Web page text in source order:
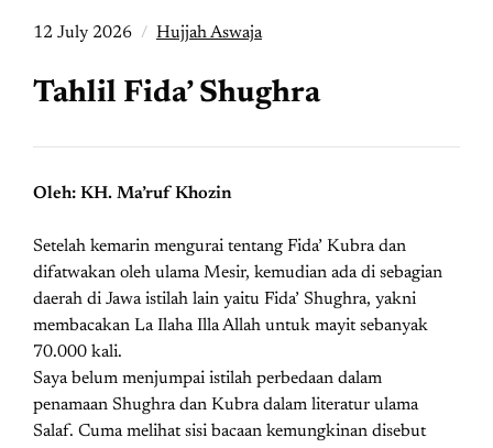
12 July 2026 Hujjah Aswaja
Tahlil Fida’ Shughra
Oleh: KH. Ma’ruf Khozin
Setelah kemarin mengurai tentang Fida’ Kubra dan
difatwakan oleh ulama Mesir, kemudian ada di sebagian
daerah di Jawa istilah lain yaitu Fida’ Shughra, yakni
membacakan La Ilaha Illa Allah untuk mayit sebanyak
70.000 kali.
Saya belum menjumpai istilah perbedaan dalam
penamaan Shughra dan Kubra dalam literatur ulama
Salaf. Cuma melihat sisi bacaan kemungkinan disebut